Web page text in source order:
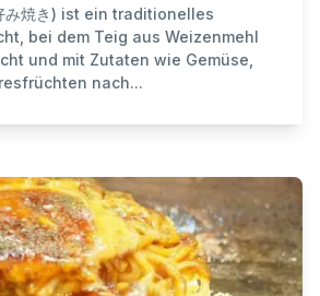
み焼き) ist ein traditionelles
bei dem Teig aus Weizenmehl
und mit Zutaten wie Gemüse,
nach...